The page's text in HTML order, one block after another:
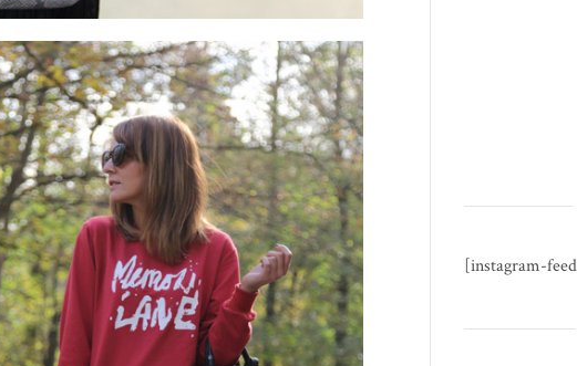
[instagram-